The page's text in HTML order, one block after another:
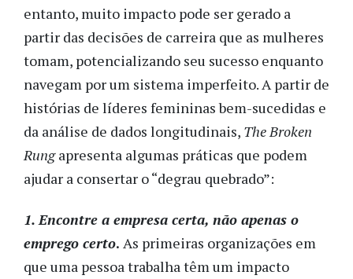
entanto, muito impacto pode ser gerado a
partir das decisões de carreira que as mulheres
tomam, potencializando seu sucesso enquanto
navegam por um sistema imperfeito. A partir de
histórias de líderes femininas bem-sucedidas e
da análise de dados longitudinais, The Broken
Rungapresenta algumas práticas que podem
ajudar a consertar o “degrau quebrado”:
1. Encontre a empresa certa, não apenas o
emprego certo. As primeiras organizações em
que uma pessoa trabalha têm um impacto